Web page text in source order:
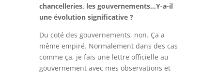
chancelleries, les gouvernements…Y-a-il
une évolution significative ?
Du coté des gouvernements, non. Ça a
même empiré. Normalement dans des cas
comme ça, je fais une lettre officielle au
gouvernement avec mes observations et